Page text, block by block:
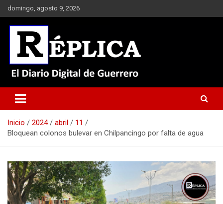
Saltar
al
contenido
domingo, agosto 9, 2026
Réplica
Inicio 2024 abril
11
Bloquean colonos bulevar en Chilpancingo por falta de agua